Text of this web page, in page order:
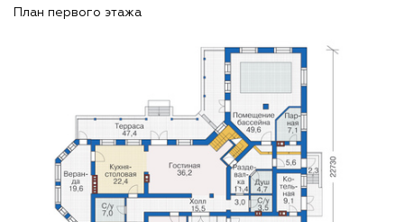
План первого этажа